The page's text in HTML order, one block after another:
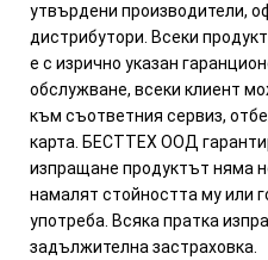
утвърдени производители,
дистрибутори. Всеки
е с изрично указан
обслужване, всеки клиент
към съответния сервиз,
карта. БЕСТТЕХ ООД
изпращане продуктът няма
намалят стойността му или
употреба. Всяка пратка
задължителна застраховка.